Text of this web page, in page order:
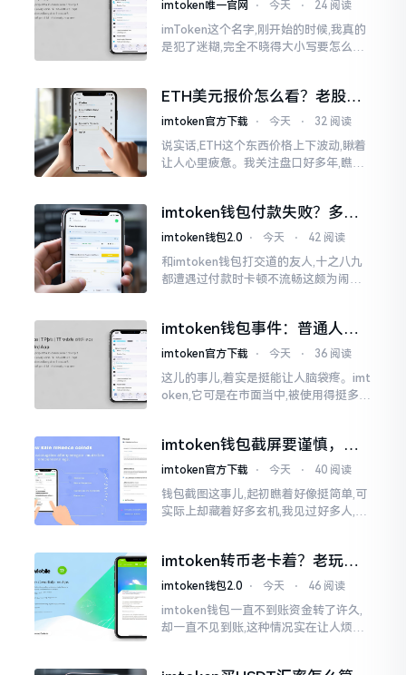
imtoken唯一官网 ⋅ 今天 ⋅ 24 阅读
imToken这个名字,刚开始的时候,我真的
是犯了迷糊,完全不晓得大小写要怎么去
ETH美元报价怎么看？老股民
手把手教你盯盘
imtoken官方下载 ⋅ 今天 ⋅ 32 阅读
说实话,ETH这个东西价格上下波动,瞅着
让人心里疲惫。我关注盘口好多年,瞧见
判断。
imtoken钱包付款失败？多半
是这几个原因闹的
imtoken钱包2.0 ⋅ 今天 ⋅ 42 阅读
和imtoken钱包打交道的友人,十之八九
都遭遇过付款时卡顿不流畅这颇为闹心
急得连连跺脚。实际上讲
imtoken钱包事件：普通人该
咋办？
imtoken官方下载 ⋅ 今天 ⋅ 36 阅读
这儿的事儿,着实是挺能让人脑袋疼。imt
oken,它可是在市面当中,被使用得挺多的
imtoken钱包截屏要谨慎，别
把隐私当儿戏
imtoken官方下载 ⋅ 今天 ⋅ 40 阅读
钱包截图这事儿,起初瞧着好像挺简单,可
实际上却藏着好多玄机,我见过好多人,总
得
imtoken转币老卡着？老玩家
教你几招搞定
imtoken钱包2.0 ⋅ 今天 ⋅ 46 阅读
imtoken钱包一直不到账资金转了许久,
却一直不见到账,这种情况实在让人烦躁,